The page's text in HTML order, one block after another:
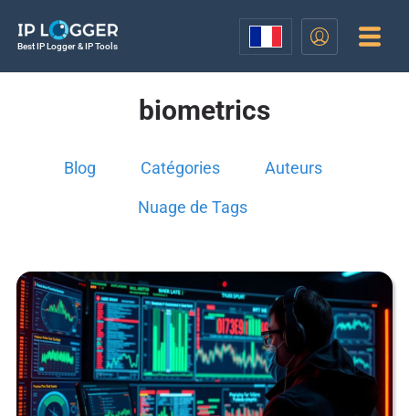
Best IP Logger & IP Tools
biometrics
Blog Catégories Auteurs
Nuage de Tags